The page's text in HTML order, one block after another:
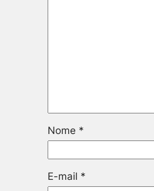
Nome *
E-mail *